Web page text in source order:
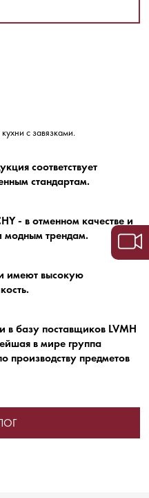
с завязками.
соответствует
стандартам.
- в отменном качестве и
модным трендам.
имеют высокую
в базу поставщиков LVMH
в мире группа
производству предметов